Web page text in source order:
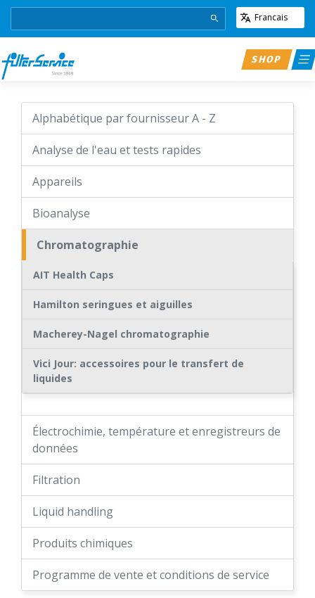
Francais
SHOP
Alphabétique par fournisseur A - Z
Analyse de l'eau et tests rapides
Appareils
Bioanalyse
Chromatographie
AIT Health Caps
Hamilton seringues et aiguilles
Macherey-Nagel chromatographie
Vici Jour: accessoires pour le transfert de
liquides
Électrochimie, température et enregistreurs de
données
Filtration
Liquid handling
Produits chimiques
Programme de vente et conditions de service